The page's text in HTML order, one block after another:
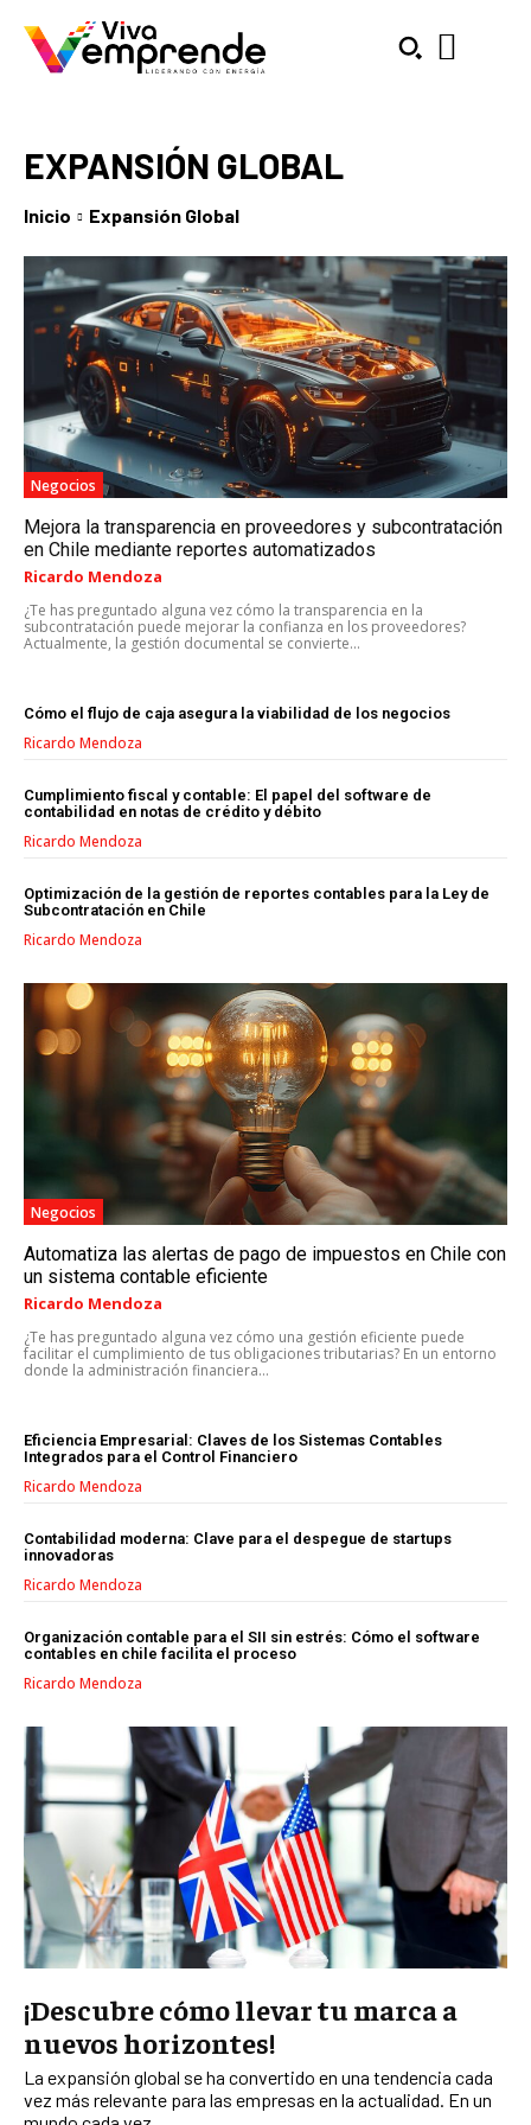
Welcome to Liberty Case
We have a curated list of the most noteworthy news from all
across the globe. With any subscription plan, you get access
exclusive articlesthat let you stay ahead of the curve.
Your Profile
NEWS LIFESTYLE PUBLIC OPINION
MARKETING
AGENCIAS DE POSICIONAMIENTO WEB SEO
VENTA DE ENLACES
MARKETING DIGITAL
PUBLICIDAD
VENTAS Y PERSUASIÓN
GESTIÓN DE PRODUCTOS
COMUNICACIÓN CORPORATIVA
INVESTIGACIÓN DE MERCADO
GESTIÓN DE CLIENTES
INNOVACIÓN EMPRESARIAL
GESTIÓN DEL CAMBIO
LIDERAZGO
PLANIFICACIÓN EMPRESARIAL
FINANZAS
FINANZAS Y CONTABILIDAD
GESTIÓN DE RECURSOS FINANCIEROS
INVERSIONES Y MERCADOS FINANCIEROS
CONTABILIDAD EMPRESARIAL
ECONOMÍA EMPRESARIAL
INTERNACIONAL
NEGOCIOS INTERNACIONALES
EXPANSIÓN GLOBAL
Inicio Expansión Global
Negocios
Mejora la transparencia en proveedores y subcontratación
en Chile mediante reportes automatizados
Ricardo Mendoza
¿Te has preguntado alguna vez cómo la transparencia en la
subcontratación puede mejorar la confianza en los proveedores?
Actualmente, la gestión documental se convierte...
Cómo el flujo de caja asegura la viabilidad de los negocios
Ricardo Mendoza
Cumplimiento fiscal y contable: El papel del software de
contabilidad en notas de crédito y débito
Ricardo Mendoza
Optimización de la gestión de reportes contables para la Ley de
Subcontratación en Chile
Ricardo Mendoza
Negocios
Automatiza las alertas de pago de impuestos en Chile con
un sistema contable eficiente
Ricardo Mendoza
¿Te has preguntado alguna vez cómo una gestión eficiente puede
facilitar el cumplimiento de tus obligaciones tributarias? En un entorno
donde la administración financiera...
Eficiencia Empresarial: Claves de los Sistemas Contables
Integrados para el Control Financiero
Ricardo Mendoza
Contabilidad moderna: Clave para el despegue de startups
innovadoras
Ricardo Mendoza
Organización contable para el SII sin estrés: Cómo el software
contables en chile facilita el proceso
Ricardo Mendoza
¡Descubre cómo llevar tu marca a
nuevos horizontes!
La expansión global se ha convertido en una tendencia cada
vez más relevante para las empresas en la actualidad. En un